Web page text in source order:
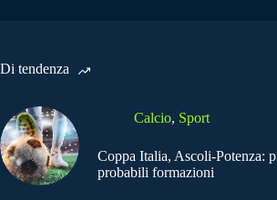
Di tendenza
Calcio, Sport
Coppa Italia, Ascoli-Potenza:
probabili formazioni